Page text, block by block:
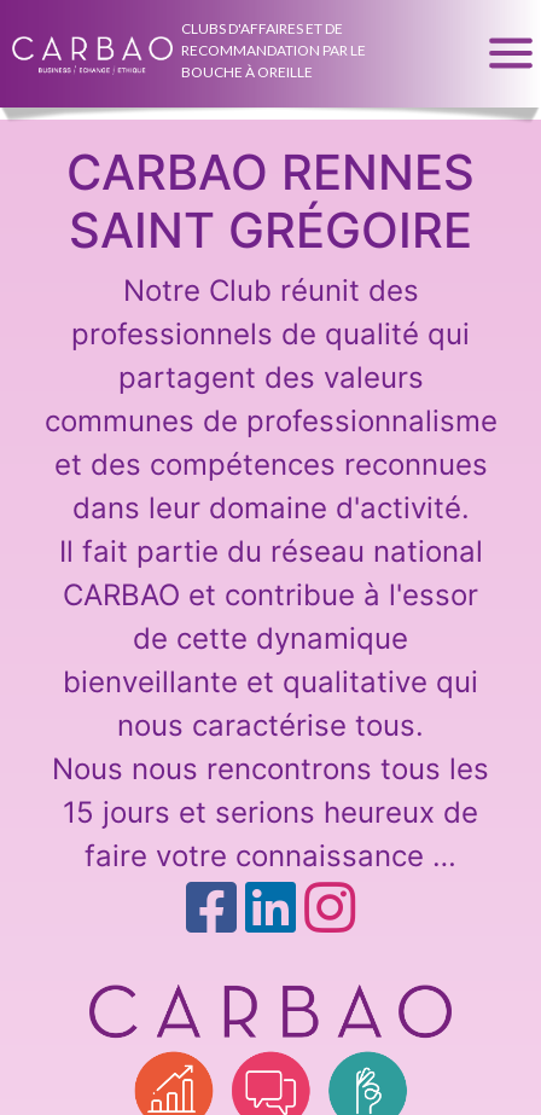
CLUBS D'AFFAIRES ET DE
RECOMMANDATION PAR LE
BOUCHE À OREILLE
CARBAO RENNES
SAINT GRÉGOIRE
Notre Club réunit des
professionnels de qualité qui
partagent des valeurs
communes de professionnalisme
et des compétences reconnues
dans leur domaine d'activité.
Il fait partie du réseau national
CARBAO et contribue à l'essor
de cette dynamique
bienveillante et qualitative qui
nous caractérise tous.
Nous nous rencontrons tous les
15 jours et serions heureux de
faire votre connaissance …